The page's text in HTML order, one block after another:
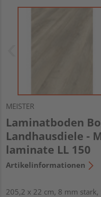
MEISTER
Laminatboden
Landhausdiele -
laminate LL 150
Artikelinformationen
205,2 x 22 cm, 8 mm